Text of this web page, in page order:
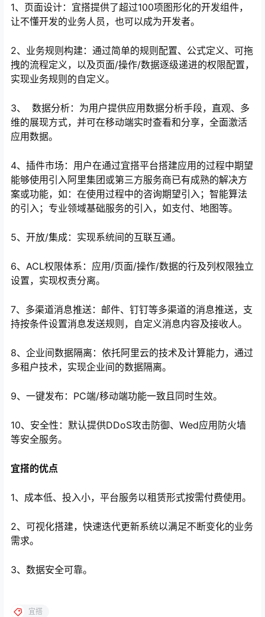
1、页面设计：宜搭提供了超过100项图形化的开发组件，
让不懂开发的业务人员，也可以成为开发者。
2、业务规则构建：通过简单的规则配置、公式定义、可拖
拽的流程定义，以及页面/操作/数据逐级递进的权限配置，
实现业务规则的自定义。
3、 数据分析：为用户提供应用数据分析手段，直观、多
维的展现方式，并可在移动端实时查看和分享，全面激活
应用数据。
4、插件市场：用户在通过宜搭平台搭建应用的过程中期望
能够使用引入阿里集团或第三方服务商已有成熟的解决方
案或功能，如：在使用过程中的咨询期望引入；智能算法
的引入；专业领域基础服务的引入，如支付、地图等。
5、开放/集成：实现系统间的互联互通。
6、ACL权限体系：应用/页面/操作/数据的行及列权限独立
设置，实现权责分离。
7、多渠道消息推送：邮件、钉钉等多渠道的消息推送，支
持按条件设置消息发送规则，自定义消息内容及接收人。
8、企业间数据隔离：依托阿里云的技术及计算能力，通过
多租户技术，实现企业间的数据隔离。
9、一键发布：PC端/移动端功能一致且同时生效。
10、安全性：默认提供DDoS攻击防御、Wed应用防火墙
等安全服务。
宜搭的优点
1、成本低、投入小，平台服务以租赁形式按需付费使用。
2、可视化搭建，快速迭代更新系统以满足不断变化的业务
需求。
3、数据安全可靠。
宜搭